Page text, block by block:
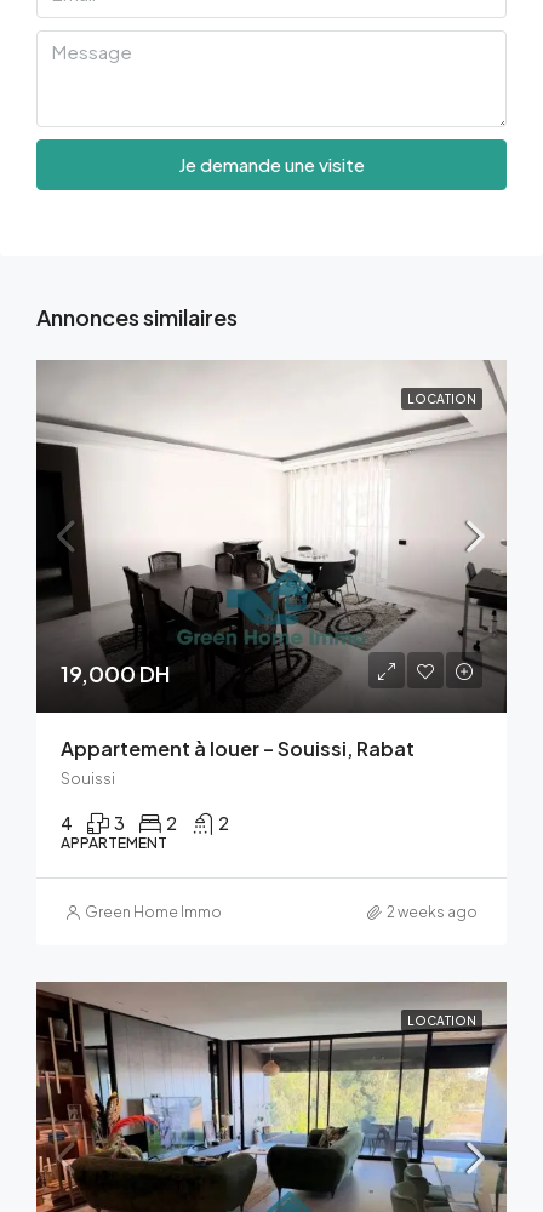
Je demande une visite
Annonces similaires
LOCATION
19,000 DH
Appartement à louer – Souissi, Rabat
Souissi
4 3 2 2
APPARTEMENT
Green Home Immo 2 weeks ago
LOCATION